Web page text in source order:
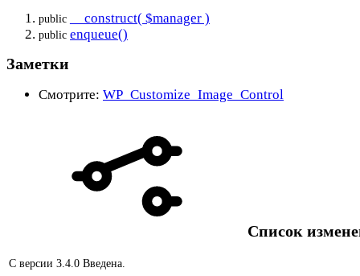
public __construct( $manager )
public enqueue()
Заметки
Смотрите: WP_Customize_Image_Control
Список
С версии 3.4.0 Введена.